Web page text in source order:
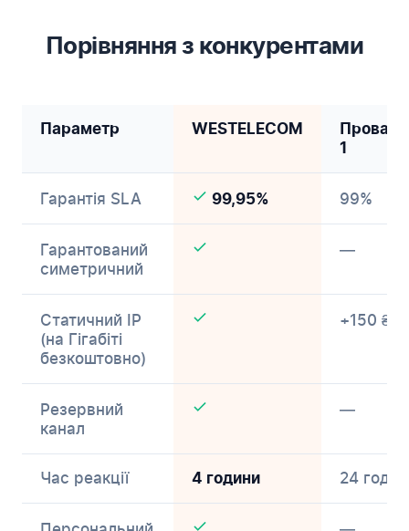
Порівняння з конкурентами
Параметр WESTELECOM
1
Гарантія SLA 99,95% 99%
Гарантований
симетричний
—
Статичний IP
(на Гігабіті
безкоштовно)
+150 ₴/
Резервний
канал
—
Час реакції 4 години 24